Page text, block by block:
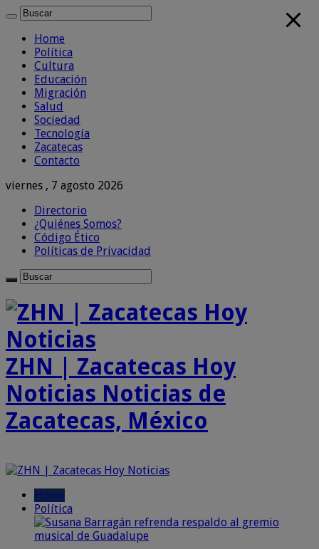
Home
Política
Cultura
Educación
Migración
Salud
Sociedad
Tecnología
Zacatecas
Contacto
viernes , 7 agosto 2026
Directorio
¿Quiénes Somos?
Código Ético
Políticas de Privacidad
ZHN | Zacatecas Hoy
Noticias Noticias de
Zacatecas, México
Home
Política